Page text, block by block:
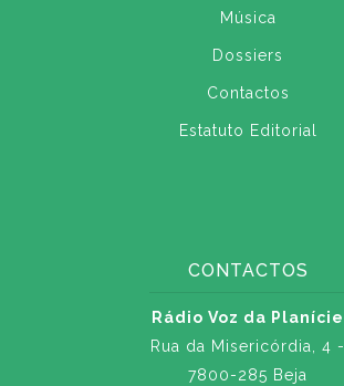
Música
Dossiers
Contactos
Estatuto Editorial
CONTACTOS
Rádio Voz da Planície
Rua da Misericórdia, 4 -
7800-285 Beja